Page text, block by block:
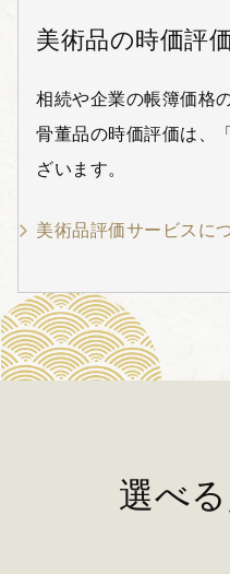
美術品の時価評
相続や企業の帳簿価格
骨董品の時価評価は、
ざいます。
美術品評価サービスに
選べ